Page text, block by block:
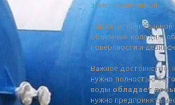
замерзания зимой.
Также
объемные колодцы
поверхности и
Важное достоинство,
нужно полностью
воды обладает
нужно предпринять